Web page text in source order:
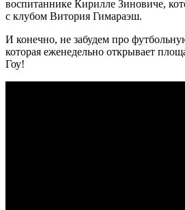
воспитаннике Кирилле Зиновиче,
с клубом Витория Гимараэш.
И конечно, не забудем про
которая еженедельно открывает
Гоу!